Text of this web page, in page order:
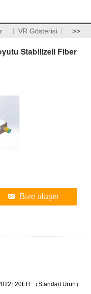
VR Gösterisi >>
Stabilizeli Fiber
Bize ulaşın
（Standart Ürün）